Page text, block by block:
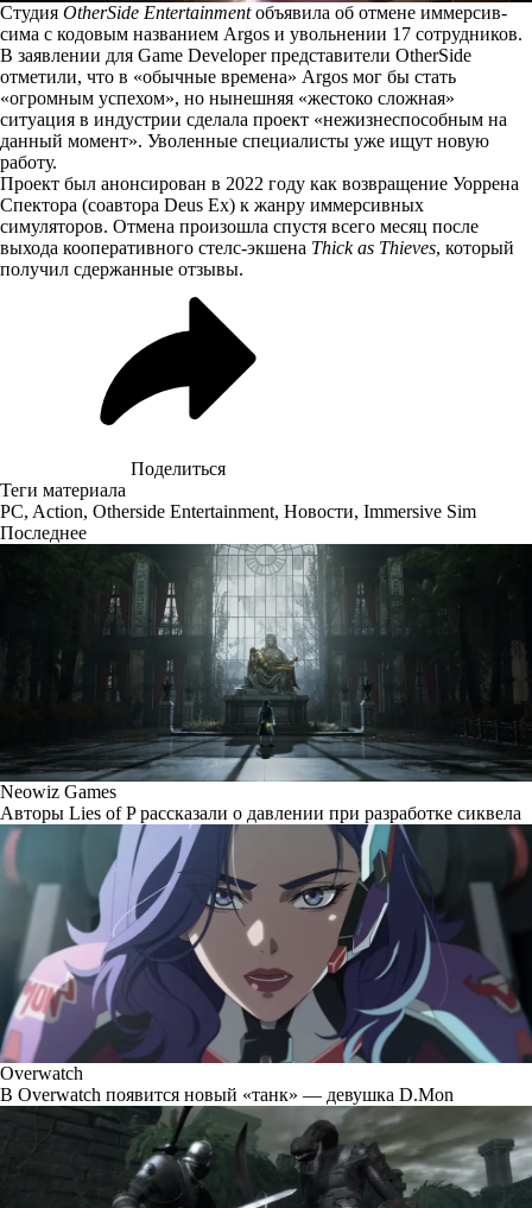
Студия OtherSide Entertainmentобъявила об отмене иммерсив-
сима с кодовым названием Argos и увольнении 17 сотрудников.
В заявлении для Game Developer представители OtherSide
отметили, что в «обычные времена» Argos мог бы стать
«огромным успехом», но нынешняя «жестоко сложная»
ситуация в индустрии сделала проект «нежизнеспособным на
данный момент». Уволенные специалисты уже ищут новую
работу.
Проект был анонсирован в 2022 году как возвращение Уоррена
Спектора (соавтора Deus Ex) к жанру иммерсивных
симуляторов. Отмена произошла спустя всего месяц после
выхода кооперативного стелс-экшена Thick as Thieves, который
получил сдержанные отзывы.
Поделиться
Теги материала
PC, Action, Otherside Entertainment, Новости, Immersive Sim
Последнее
Neowiz Games
Авторы Lies of P рассказали о давлении при разработке сиквела
Overwatch
В Overwatch появится новый «танк» — девушка D.Mon